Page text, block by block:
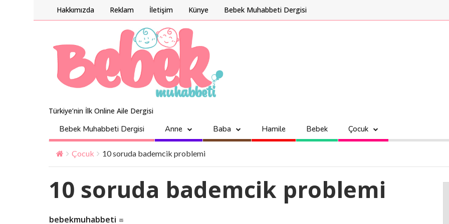
Hakkımızda Reklam İletişim Künye Bebek Muhabbeti Dergisi
Türkiye’nin İlk Online Aile Dergisi
Bebek Muhabbeti Dergisi Anne Baba Hamile Bebek Çocuk
Çocuk 10 soruda bademcik problemi
10 soruda bademcik problemi
bebekmuhabbeti